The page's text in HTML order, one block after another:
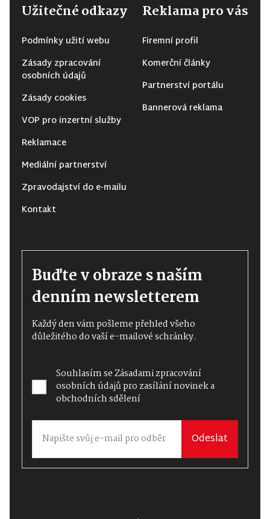
Užitečné odkazy
Podmínky užití webu
Zásady zpracování
osobních údajů
Zásady cookies
VOP pro inzertní služby
Reklamace
Mediální partnerství
Zpravodajství do e-mailu
Kontakt
Reklama pro vás
Firemní profil
Komerční články
Partnerství portálu
Bannerová reklama
Buďte v obraze s naším
denním newsletterem
Každý den vám pošleme přehled všeho
důležitého do vaší e-mailové schránky.
Souhlasím seZásadami zpracování
osobních údajůpro zasílání novinek a
obchodních sdělení
Odeslat